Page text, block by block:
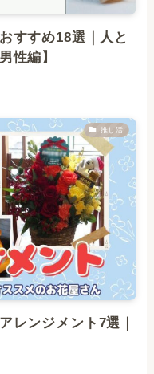
すすめ18選｜人と
性編】
推し活
レンジメント7選｜